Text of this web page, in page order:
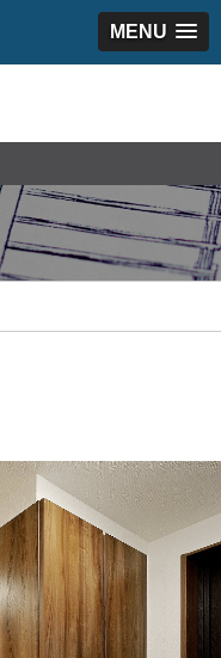
MENU